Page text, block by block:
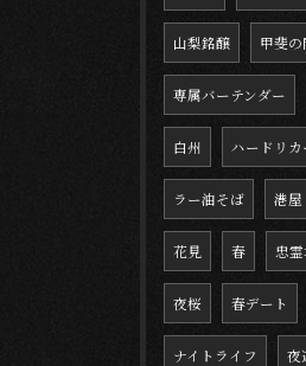
山梨銘醸 甲斐の
専属バーテンダー
白州 ハードリカ
ラー油そば 港屋
花見 春 忠
夜桜 春デート
ナイトライフ 夜